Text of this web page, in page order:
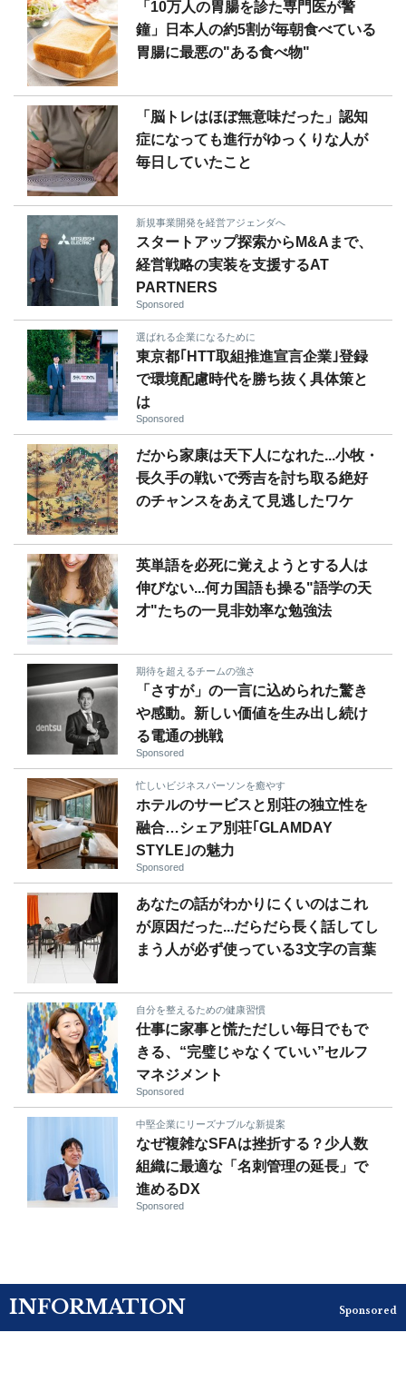
「10万人の胃腸を診た専門医が警
鐘」日本人の約5割が毎朝食べている
胃腸に最悪の"ある食べ物"
「脳トレはほぼ無意味だった」認知
症になっても進行がゆっくりな人が
毎日していたこと
新規事業開発を経営アジェンダへ
スタートアップ探索からM&Aまで、
経営戦略の実装を支援するAT
PARTNERS
Sponsored
選ばれる企業になるために
東京都｢HTT取組推進宣言企業｣登録
で環境配慮時代を勝ち抜く具体策と
は
Sponsored
だから家康は天下人になれた...小牧・
長久手の戦いで秀吉を討ち取る絶好
のチャンスをあえて見逃したワケ
英単語を必死に覚えようとする人は
伸びない...何カ国語も操る"語学の天
才"たちの一見非効率な勉強法
期待を超えるチームの強さ
「さすが」の一言に込められた驚き
や感動。新しい価値を生み出し続け
る電通の挑戦
Sponsored
忙しいビジネスパーソンを癒やす
ホテルのサービスと別荘の独立性を
融合…シェア別荘｢GLAMDAY
STYLE｣の魅力
Sponsored
あなたの話がわかりにくいのはこれ
が原因だった...だらだら長く話してし
まう人が必ず使っている3文字の言葉
自分を整えるための健康習慣
仕事に家事と慌ただしい毎日でもで
きる、“完璧じゃなくていい”セルフ
マネジメント
Sponsored
中堅企業にリーズナブルな新提案
なぜ複雑なSFAは挫折する？少人数
組織に最適な「名刺管理の延長」で
進めるDX
Sponsored
INFORMATION Sponsored